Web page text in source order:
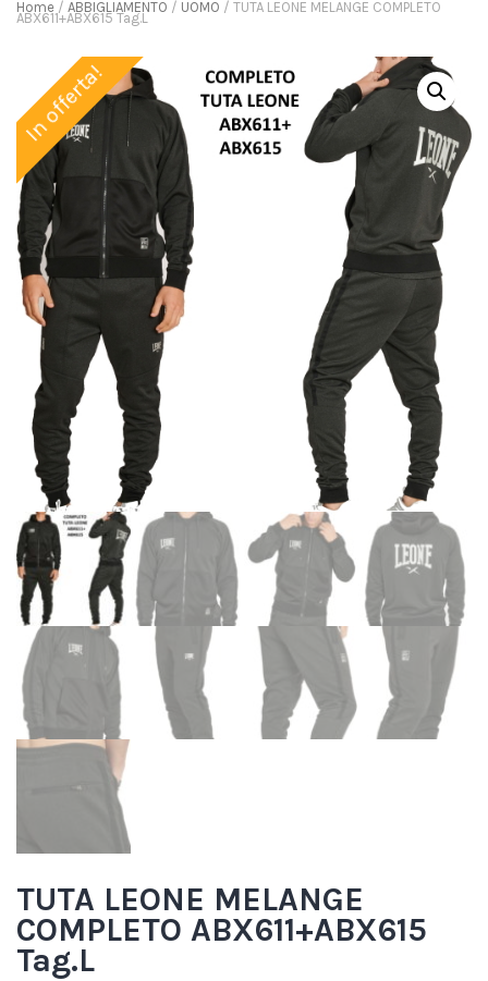
Home / ABBIGLIAMENTO / UOMO / TUTA LEONE MELANGE COMPLETO
ABX611+ABX615 Tag.L
In offerta!
TUTA LEONE MELANGE
COMPLETO ABX611+ABX615
Tag.L